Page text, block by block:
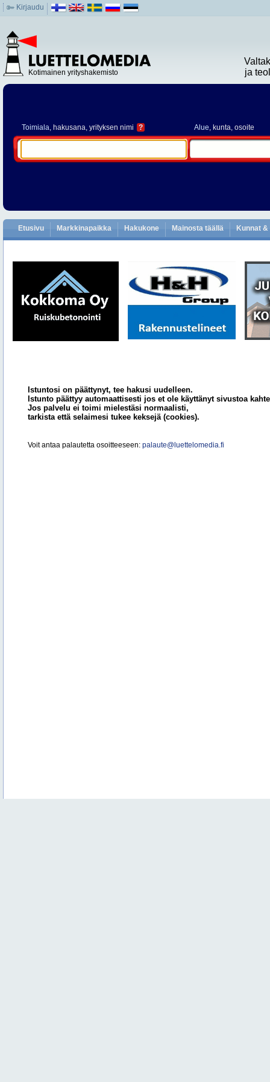
Kirjaudu
Kotimainen yrityshakemisto
ja
Toimiala, hakusana, yrityksen nimi ? Alue, kunta, osoite
Etusivu Markkinapaikka Hakukone Mainosta täällä Kunnat
Istuntosi on päättynyt, tee hakusi uudelleen.
Istunto päättyy automaattisesti jos et ole käyttänyt sivustoa
Jos palvelu ei toimi mielestäsi normaalisti,
tarkista että selaimesi tukee keksejä (cookies).
Voit antaa palautetta osoitteeseen: palaute@luettelomedia.fi